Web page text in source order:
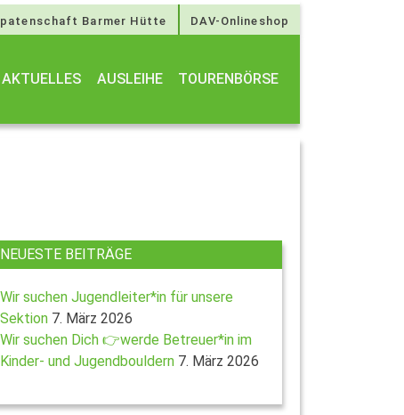
Barmer Hütte DAV-Onlineshop
AKTUELLES AUSLEIHE TOURENBÖRSE
NEUESTE BEITRÄGE
Wir suchen Jugendleiter*in für unsere
Sektion 7. März 2026
Wir suchen Dich 👉werde Betreuer*in im
Kinder- und Jugendbouldern 7. März 2026